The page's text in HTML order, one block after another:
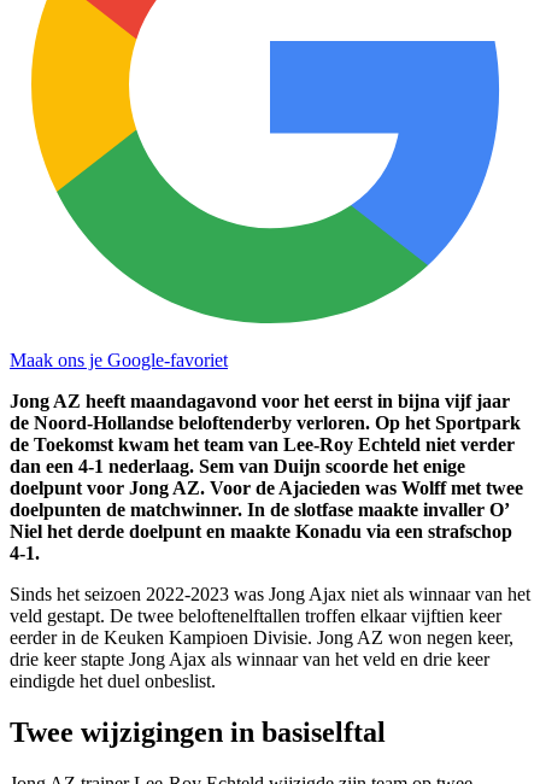
Maak ons je Google-favoriet
Jong AZ heeft maandagavond voor het eerst in bijna vijf jaar
de Noord-Hollandse beloftenderby verloren. Op het Sportpark
de Toekomst kwam het team van Lee-Roy Echteld niet verder
dan een 4-1 nederlaag. Sem van Duijn scoorde het enige
doelpunt voor Jong AZ. Voor de Ajacieden was Wolff met twee
doelpunten de matchwinner. In de slotfase maakte invaller O’
Niel het derde doelpunt en maakte Konadu via een strafschop
4-1.
Sinds het seizoen 2022-2023 was Jong Ajax niet als winnaar van het
veld gestapt. De twee beloftenelftallen troffen elkaar vijftien keer
eerder in de Keuken Kampioen Divisie. Jong AZ won negen keer,
drie keer stapte Jong Ajax als winnaar van het veld en drie keer
eindigde het duel onbeslist.
Twee wijzigingen in basiselftal